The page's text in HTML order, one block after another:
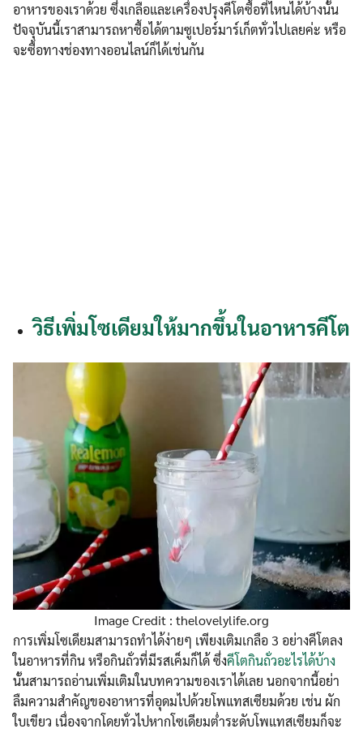
อาหารของเราด้วย ซึ่งเกลือและเครื่องปรุงคีโตซื้อที่ไหนได้บ้างนั้น
ปัจจุบันนี้เราสามารถหาซื้อได้ตามซูเปอร์มาร์เก็ตทั่วไปเลยค่ะ หรือ
จะซื้อทางช่องทางออนไลน์ก็ได้เช่นกัน
วิธีเพิ่มโซเดียมให้มากขึ้นในอาหารคีโต
Image Credit : thelovelylife.org
การเพิ่มโซเดียมสามารถทำได้ง่ายๆ เพียงเติมเกลือ 3 อย่างคีโตลง
ในอาหารที่กิน หรือกินถั่วที่มีรสเค็มก็ได้ ซึ่งคีโตกินถั่วอะไรได้บ้าง
นั้นสามารถอ่านเพิ่มเติมในบทความของเราได้เลย นอกจากนี้อย่า
ลืมความสำคัญของอาหารที่อุดมไปด้วยโพแทสเซียมด้วย เช่น ผัก
ใบเขียว เนื่องจากโดยทั่วไปหากโซเดียมต่ำระดับโพแทสเซียมก็จะ